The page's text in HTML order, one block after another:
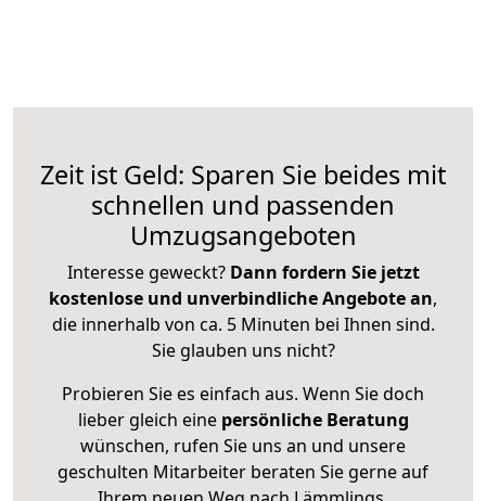
Zeit ist Geld: Sparen Sie beides mit
schnellen und passenden
Umzugsangeboten
Interesse geweckt? Dann fordern Sie jetzt
kostenlose und unverbindliche Angebote an,
die innerhalb von ca. 5 Minuten bei Ihnen sind.
Sie glauben uns nicht?
Probieren Sie es einfach aus. Wenn Sie doch
lieber gleich eine persönliche Beratung
wünschen, rufen Sie uns an und unsere
geschulten Mitarbeiter beraten Sie gerne auf